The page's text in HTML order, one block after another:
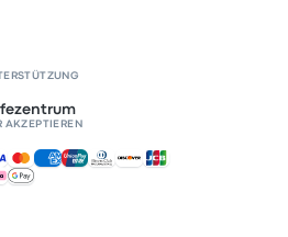
AKZEPTIEREN
Zahlungsmethoden